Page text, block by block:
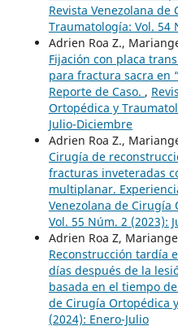
Revista Venezolana
Traumatología: Vol. 54
Adrien Roa Z.,
Fijación con placa
para fractura sacra en
Reporte de Caso. ,
Ortopédica y
Julio-Diciembre
Adrien Roa Z.,
Cirugía de
fracturas inveteradas
multiplanar.
Venezolana de Cirugía
Vol. 55 Núm. 2 (2023):
Adrien Roa Z,
Reconstrucción tardía
días después de la
basada en el tiempo
de Cirugía Ortopédica
(2024): Enero-Julio